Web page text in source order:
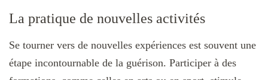
La pratique de nouvelles activités
Se tourner vers de nouvelles expériences est souvent une
étape incontournable de la guérison. Participer à des